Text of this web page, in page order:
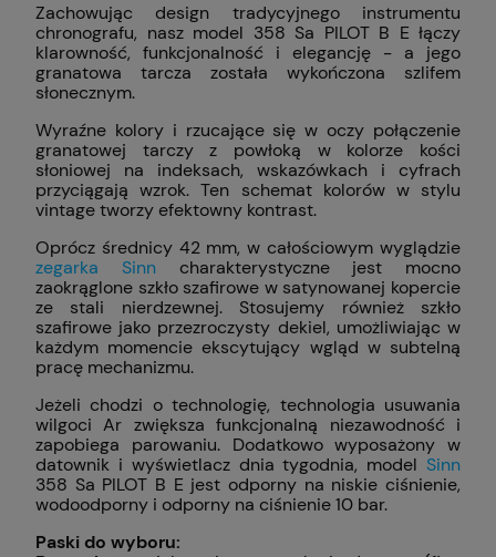
Zachowując design tradycyjnego instrumentu
chronografu, nasz model 358 Sa PILOT B E łączy
klarowność, funkcjonalność i elegancję - a jego
granatowa tarcza została wykończona szlifem
słonecznym.
Wyraźne kolory i rzucające się w oczy połączenie
granatowej tarczy z powłoką w kolorze kości
słoniowej na indeksach, wskazówkach i cyfrach
przyciągają wzrok. Ten schemat kolorów w stylu
vintage tworzy efektowny kontrast.
Oprócz średnicy 42 mm, w całościowym wyglądzie
zegarka Sinncharakterystyczne jest mocno
zaokrąglone szkło szafirowe w satynowanej kopercie
ze stali nierdzewnej. Stosujemy również szkło
szafirowe jako przezroczysty dekiel, umożliwiając w
każdym momencie ekscytujący wgląd w subtelną
pracę mechanizmu.
Jeżeli chodzi o technologię, technologia usuwania
wilgoci Ar zwiększa funkcjonalną niezawodność i
zapobiega parowaniu. Dodatkowo wyposażony w
datownik i wyświetlacz dnia tygodnia, model Sinn
358 Sa PILOT B E jest odporny na niskie ciśnienie,
wodoodporny i odporny na ciśnienie 10 bar.
Paski do wyboru: